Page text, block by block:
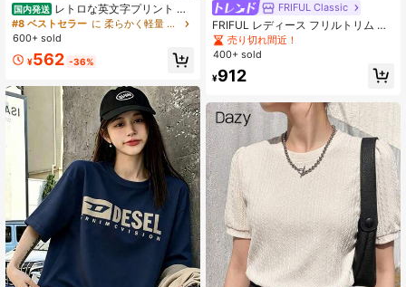
国内発送 レトロな英文字プリント 藏
青色 半袖 Tシャツ 100%綿 レディー
ス 日常着 ゆったりカット、国内発
ース半袖Tシャツ1枚、無地デザイ
適、洗濯機可。
#8 ベストセラー
に 柔らかく軽量 女性用トップス、ブラウス、Tシャツ
600+ sold
¥562 -36%
FRIFUL Classic
FRIFUL レディース フリルトリム ラ
ウンドネック 半袖 カジュアル ルー
ズ Tシャツ 夏用
売り切れ間近！
400+ sold
¥912